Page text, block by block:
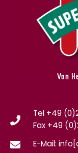
Von
Tel +49
Fax +49 (0)
E-Mail: